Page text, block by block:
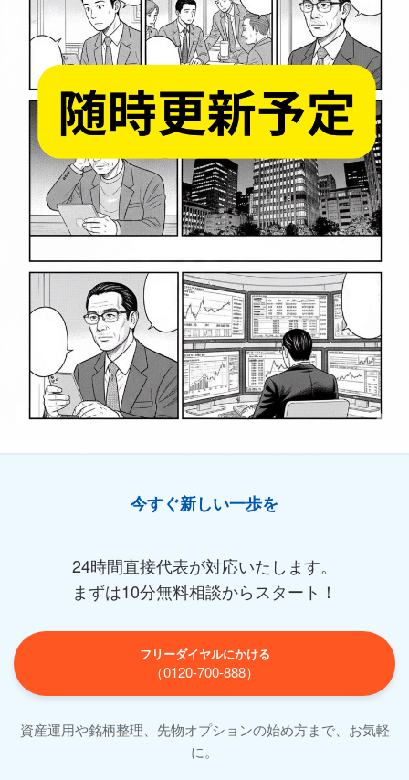
今すぐ新しい一歩を
24時間直接代表が対応いたします。
まずは10分無料相談からスタート！
フリーダイヤルにかける
（0120-700-888）
資産運用や銘柄整理、先物オプションの始め方まで、お気軽
に。